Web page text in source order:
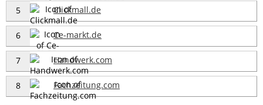
5 Clickmall.de
6 Ce-markt.de
7 Handwerk.com
8 Fachzeitung.com